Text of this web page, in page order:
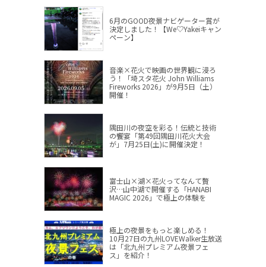
6月のGOOD夜景ナビゲーター賞が
決定しました！【We♡Yakeiキャン
ペーン】
音楽×花火で映画の世界観に浸ろ
う！「埼スタ花火 John Williams
Fireworks 2026」が9月5日（土）
開催！
隅田川の夜空を彩る！伝統と技術
の饗宴「第49回隅田川花火大会
が」7月25日(土)に開催決定！
富士山×湖×花火ってなんて贅
沢…山中湖で開催する「HANABI
MAGIC 2026」で極上の体験を
極上の夜景をもっと楽しめる！
10月27日の九州LOVEWalker生放送
は「北九州プレミアム夜景フェ
ス」を紹介！